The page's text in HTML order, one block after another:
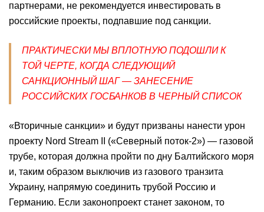
партнерами, не рекомендуется инвестировать в
российские проекты, подпавшие под санкции.
ПРАКТИЧЕСКИ МЫ ВПЛОТНУЮ ПОДОШЛИ К
ТОЙ ЧЕРТЕ, КОГДА СЛЕДУЮЩИЙ
САНКЦИОННЫЙ ШАГ — ЗАНЕСЕНИЕ
РОССИЙСКИХ ГОСБАНКОВ В ЧЕРНЫЙ СПИCОК
«Вторичные санкции» и будут призваны нанести урон
проекту Nord Stream II («Северный поток-2») — газовой
трубе, которая должна пройти по дну Балтийского моря
и, таким образом выключив из газового транзита
Украину, напрямую соединить трубой Россию и
Германию. Если законопроект станет законом, то